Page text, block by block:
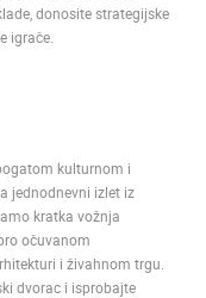
SPORT
donosite strategijske
igrače.
kulturnom i
jednodnevni izlet iz
kratka vožnja
očuvanom
i živahnom trgu.
dvorac i isprobajte